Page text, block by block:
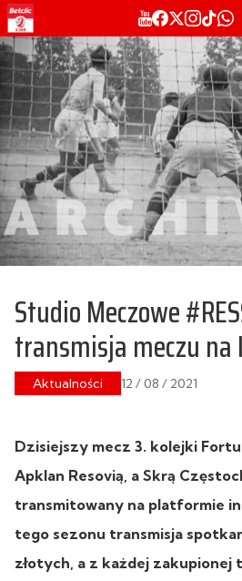
Studio Meczowe
transmisja meczu na
Aktualności 12 / 08 / 2021
Dzisiejszy mecz 3. kolejki
Apklan Resovią, a Skrą
transmitowany na platformie
tego sezonu transmisja
złotych, a z każdej zakupionej